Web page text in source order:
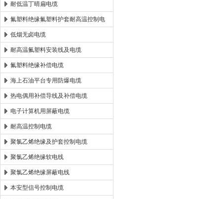
耐低温丁晴扁电缆
氟塑料绝缘氟塑料护套耐高温控制电
缆
低烟无卤电缆
耐高温氟塑料安装线及电缆
氟塑料绝缘补偿电缆
海上石油平台专用防爆电缆
热电偶用补偿导线及补偿电缆
电子计算机用屏蔽电缆
耐高温控制电缆
聚氯乙烯绝缘及护套控制电缆
聚氯乙烯绝缘软电线
聚氯乙烯绝缘屏蔽电线
本安型信号控制电缆